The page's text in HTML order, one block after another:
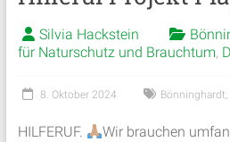
Silvia Hackstein
für Naturschutz und Brauchtum,
8. Oktober 2024 Bönninghardt,
HILFERUF.
Wir brauchen